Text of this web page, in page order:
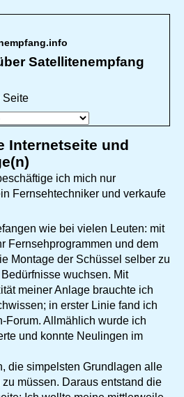
Satellitenempfang
Seite
Internetseite und
ich mich nur
Fernsehtechniker und verkaufe
wie bei vielen Leuten: mit
Fernsehprogrammen und dem
Montage der Schüssel selber zu
wuchsen. Mit
meiner Anlage brauchte ich
in erster Linie fand ich
Forum. Allmählich wurde ich
und konnte Neulingen im
die simpelsten Grundlagen alle
müssen. Daraus entstand die